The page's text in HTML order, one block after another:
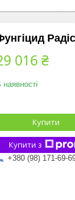
016 ₴
наявності
Купити
Купити з
+380 (98) 171-69-